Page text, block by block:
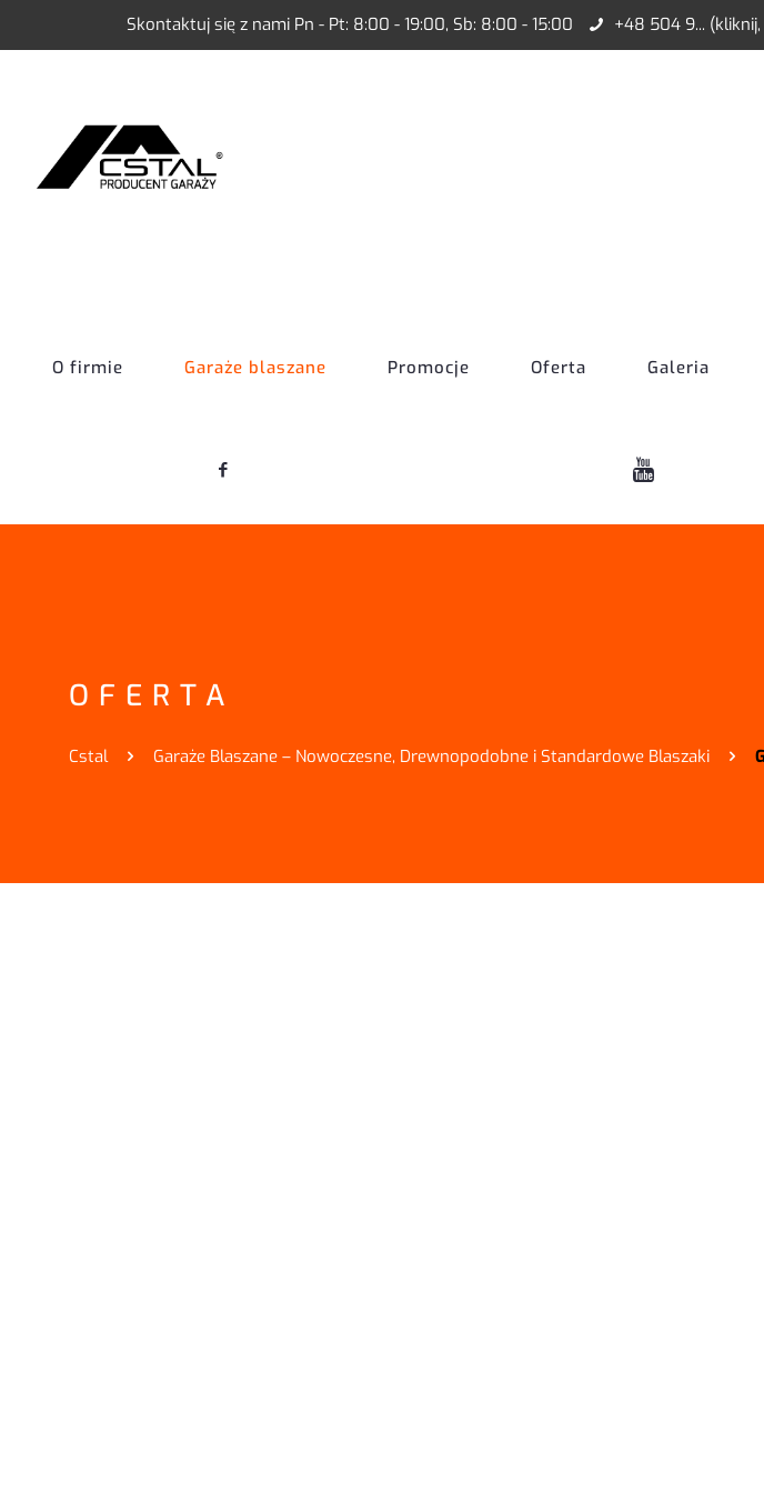
Skontaktuj się z nami Pn - Pt: 8:00 - 19:00, Sb: 8:00 - 15:00 +48 504 9...
O firmie Garaże blaszane Promocje Oferta Galeria
OFERTA
Cstal Garaże Blaszane – Nowoczesne, Drewnopodobne i Standardowe Blaszaki